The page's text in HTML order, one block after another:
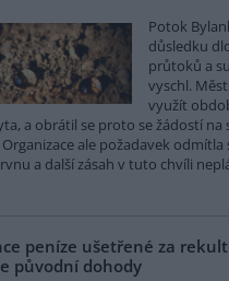
Potok
důsledku
průtoků a
vyschl.
využít
a obrátil se proto se žádostí na
ale požadavek odmítla
a další zásah v tuto chvíli
peníze ušetřené za
původní dohody